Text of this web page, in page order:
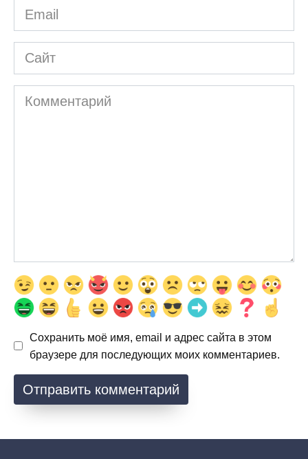
Email
*
Сайт
Комментарий
Сохранить моё имя, email и адрес сайта в этом
браузере для последующих моих комментариев.